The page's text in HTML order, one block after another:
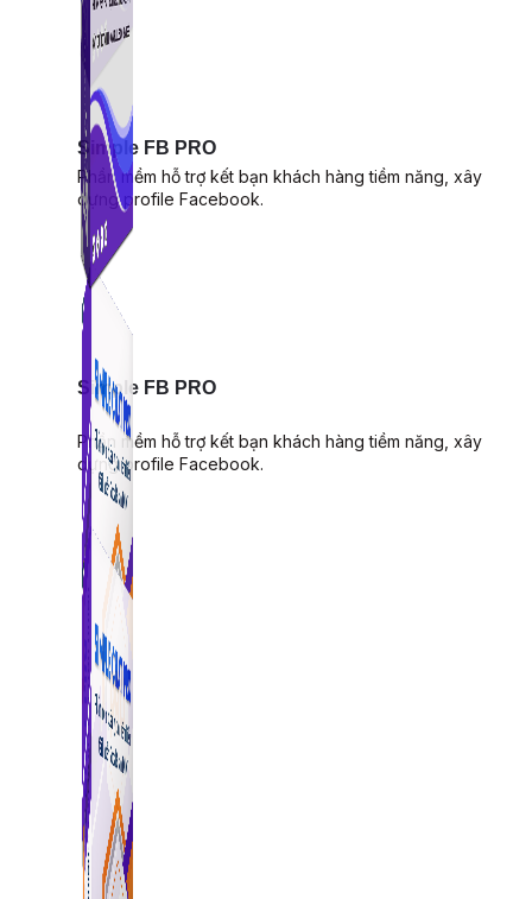
Simple FB PRO
Phần mềm hỗ trợ kết bạn khách hàng tiềm năng, xây
dựng profile Facebook.
Simple FB PRO
Phần mềm hỗ trợ kết bạn khách hàng tiềm năng, xây
dựng profile Facebook.